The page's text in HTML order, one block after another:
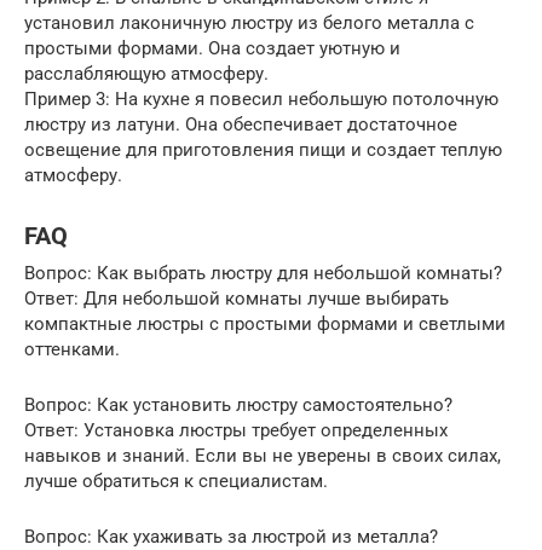
установил лаконичную люстру из белого металла с
простыми формами. Она создает уютную и
расслабляющую атмосферу.
Пример 3: На кухне я повесил небольшую потолочную
люстру из латуни. Она обеспечивает достаточное
освещение для приготовления пищи и создает теплую
атмосферу.
FAQ
Вопрос: Как выбрать люстру для небольшой комнаты?
Ответ: Для небольшой комнаты лучше выбирать
компактные люстры с простыми формами и светлыми
оттенками.
Вопрос: Как установить люстру самостоятельно?
Ответ: Установка люстры требует определенных
навыков и знаний. Если вы не уверены в своих силах,
лучше обратиться к специалистам.
Вопрос: Как ухаживать за люстрой из металла?